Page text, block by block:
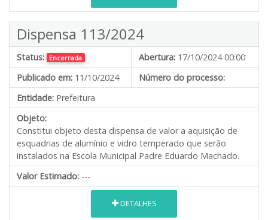
Dispensa 113/2024
Status: Encerrada Abertura: 17/10/2024 00:00
Publicado em: 11/10/2024
Número do processo:
Entidade: Prefeitura
Objeto:
Constitui objeto desta dispensa de valor a aquisição de
esquadrias de alumínio e vidro temperado que serão
instalados na Escola Municipal Padre Eduardo Machado.
Valor Estimado: ---
DETALHES